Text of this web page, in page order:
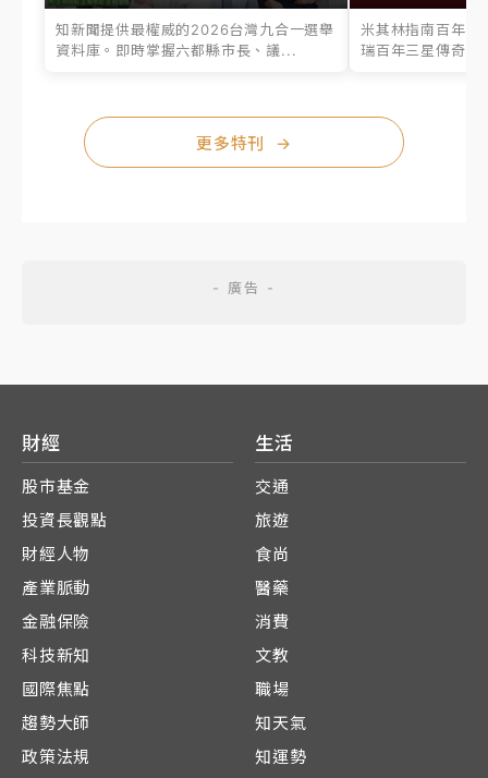
知新聞提供最權威的2026台灣九合一選舉
資料庫。即時掌握六都縣市長、議...
米其林指南百年之
瑞百年三星傳奇、
更多特刊 →
財經
股市基金
投資長觀點
財經人物
產業脈動
金融保險
科技新知
國際焦點
趨勢大師
政策法規
生活
交通
旅遊
食尚
醫藥
消費
文教
職場
知天氣
知運勢